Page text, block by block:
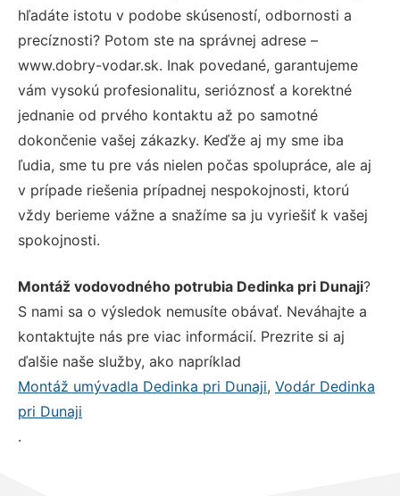
hľadáte istotu v podobe skúseností, odbornosti a
precíznosti? Potom ste na správnej adrese –
www.dobry-vodar.sk. Inak povedané, garantujeme
vám vysokú profesionalitu, serióznosť a korektné
jednanie od prvého kontaktu až po samotné
dokončenie vašej zákazky. Keďže aj my sme iba
ľudia, sme tu pre vás nielen počas spolupráce, ale aj
v prípade riešenia prípadnej nespokojnosti, ktorú
vždy berieme vážne a snažíme sa ju vyriešiť k vašej
spokojnosti.
Montáž vodovodného potrubia Dedinka pri Dunaji?
S nami sa o výsledok nemusíte obávať. Neváhajte a
kontaktujte nás pre viac informácií. Prezrite si aj
ďalšie naše služby, ako napríklad
Montáž umývadla Dedinka pri Dunaji, Vodár Dedinka
pri Dunaji
.